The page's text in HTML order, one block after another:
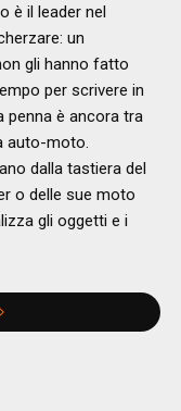
è il leader nel
un
gli hanno fatto
per scrivere in
penna è ancora tra
auto-moto.
dalla tastiera del
o delle sue moto
gli oggetti e i